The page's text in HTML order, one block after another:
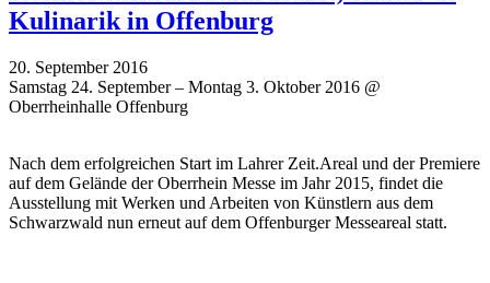
Kulinarik in Offenburg
20. September 2016
Samstag 24. September – Montag 3. Oktober 2016 @
Oberrheinhalle Offenburg
Nach dem erfolgreichen Start im Lahrer Zeit.Areal und der Premiere
auf dem Gelände der Oberrhein Messe im Jahr 2015, findet die
Ausstellung mit Werken und Arbeiten von Künstlern aus dem
Schwarzwald nun erneut auf dem Offenburger Messeareal statt.